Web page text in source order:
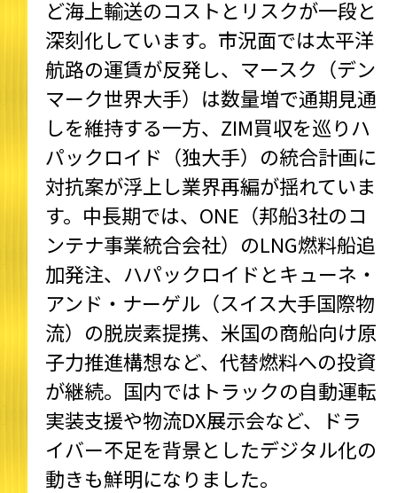
ど海上輸送のコストとリスクが一段と
深刻化しています。市況面では太平洋
航路の運賃が反発し、マースク（デン
マーク世界大手）は数量増で通期見通
しを維持する一方、ZIM買収を巡りハ
パックロイド（独大手）の統合計画に
対抗案が浮上し業界再編が揺れていま
す。中長期では、ONE（邦船3社のコ
ンテナ事業統合会社）のLNG燃料船追
加発注、ハパックロイドとキューネ・
アンド・ナーゲル（スイス大手国際物
流）の脱炭素提携、米国の商船向け原
子力推進構想など、代替燃料への投資
が継続。国内ではトラックの自動運転
実装支援や物流DX展示会など、ドラ
イバー不足を背景としたデジタル化の
動きも鮮明になりました。